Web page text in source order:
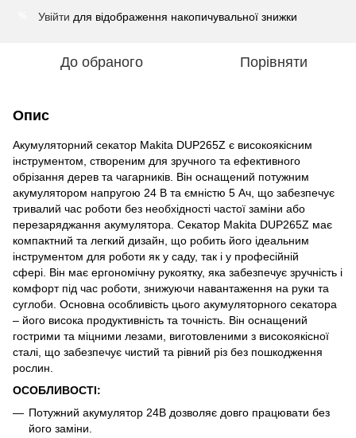
Увійти для відображення накопичувальної знижки
До обраного Порівняти
Опис
Акумуляторний секатор Makita DUP265Z є високоякісним
інструментом, створеним для зручного та ефективного
обрізання дерев та чагарників. Він оснащений потужним
акумулятором напругою 24 В та ємністю 5 Ач, що забезпечує
тривалий час роботи без необхідності частої заміни або
перезаряджання акумулятора. Секатор Makita DUP265Z має
компактний та легкий дизайн, що робить його ідеальним
інструментом для роботи як у саду, так і у професійній
сфері. Він має ергономічну рукоятку, яка забезпечує зручність і
комфорт під час роботи, знижуючи навантаження на руки та
суглоби. Основна особливість цього акумуляторного секатора
– його висока продуктивність та точність. Він оснащений
гострими та міцними лезами, виготовленими з високоякісної
сталі, що забезпечує чистий та рівний різ без пошкодження
рослин.
ОСОБЛИВОСТІ:
Потужний акумулятор 24В дозволяє довго працювати без
його заміни.